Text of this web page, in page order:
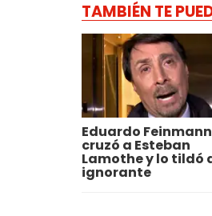
TAMBIÉN TE
Eduardo Feinmann
cruzó a Esteban
Lamothe y lo tildó
ignorante